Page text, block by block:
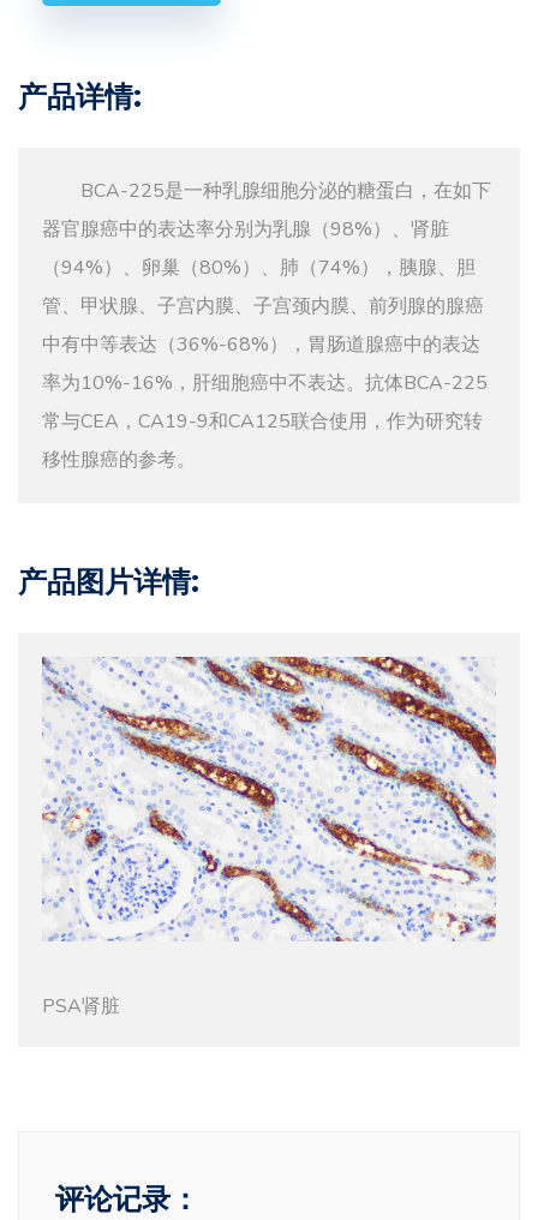
产品详情:
BCA-225是一种乳腺细胞分泌的糖蛋白，在如下
器官腺癌中的表达率分别为乳腺（98%）、肾脏
（94%）、卵巢（80%）、肺（74%），胰腺、胆
管、甲状腺、子宫内膜、子宫颈内膜、前列腺的腺癌
中有中等表达（36%-68%），胃肠道腺癌中的表达
率为10%-16%，肝细胞癌中不表达。抗体BCA-225
常与CEA，CA19-9和CA125联合使用，作为研究转
移性腺癌的参考。
产品图片详情:
PSA肾脏
评论记录：